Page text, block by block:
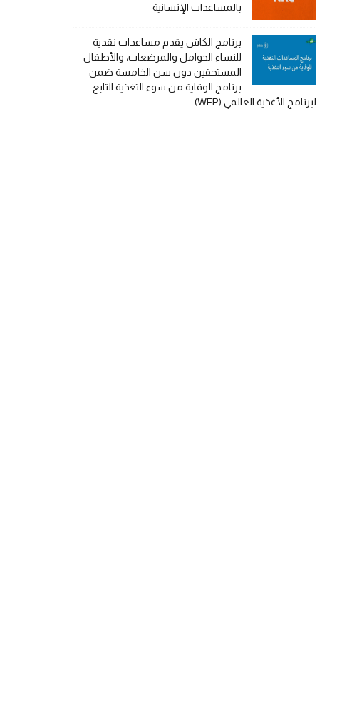
بالمساعدات الإنسانية
برنامج الكاش يقدم مساعدات نقدية
للنساء الحوامل والمرضعات، والأطفال
المستحقين دون سن الخامسة ضمن
برنامج الوقاية من سوء التغذية التابع
لبرنامج الأغذية العالمي (WFP)